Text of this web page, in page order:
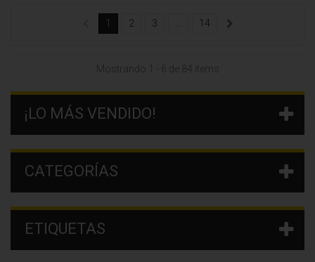
1 2 3 14
Mostrando 1 - 6 de 84 items
¡LO MÁS VENDIDO!
CATEGORÍAS
ETIQUETAS